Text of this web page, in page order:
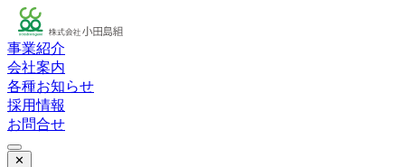
事業紹介
会社案内
各種お知らせ
採用情報
お問合せ
✕